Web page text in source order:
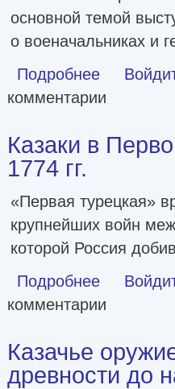
основной темой
о военачальниках и
Подробнее о Уйское
комментарии
Казаки в
1774 гг.
«Первая турецкая»
крупнейших войн
которой Россия
Подробнее о Казаки в
комментарии
Казачье
древности до